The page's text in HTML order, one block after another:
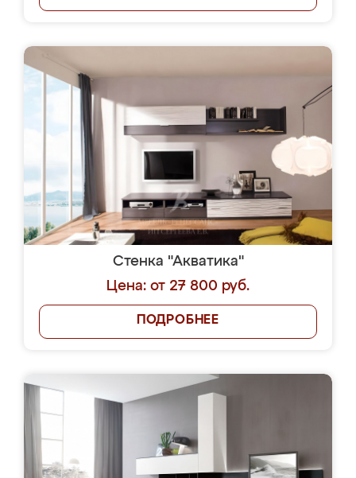
Стенка "Акватика"
Цена: от 27 800 руб.
ПОДРОБНЕЕ